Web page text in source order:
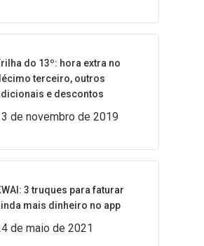
do 13º: hora extra no
terceiro, outros
e descontos
de novembro de 2019
3 truques para faturar
mais dinheiro no app
de maio de 2021